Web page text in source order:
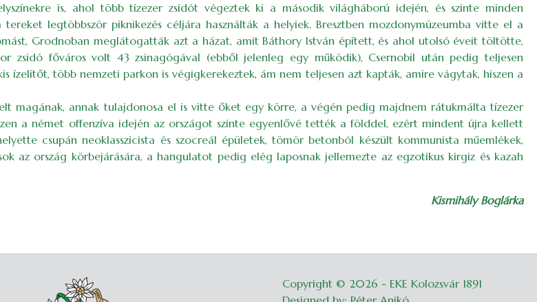
is, ahol több tízezer zsidót végeztek ki a második világháború idején, és szinte minden
legtöbbször piknikezés céljára használták a helyiek. Bresztben mozdonymúzeumba vitte el a
Grodnoban meglátogatták azt a házat, amit Báthory István épített, és ahol utolsó éveit töltötte,
főváros volt 43 zsinagógával (ebből jelenleg egy működik), Csernobil után pedig teljesen
ízelítőt, több nemzeti parkon is végigkerekeztek, ám nem teljesen azt kapták, amire vágytak, hiszen a
magának, annak tulajdonosa el is vitte őket egy körre, a végén pedig majdnem rátukmálta tízezer
a német offenzíva idején az országot szinte egyenlővé tették a földdel, ezért mindent újra kellett
csupán neoklasszicista és szocreál épületek, tömör betonból készült kommunista műemlékek,
az ország körbejárására, a hangulatot pedig elég laposnak jellemezte az egzotikus kirgiz és kazah
Kismihály Boglárka
Copyright © 2026 - EKE Kolozsvár 1891